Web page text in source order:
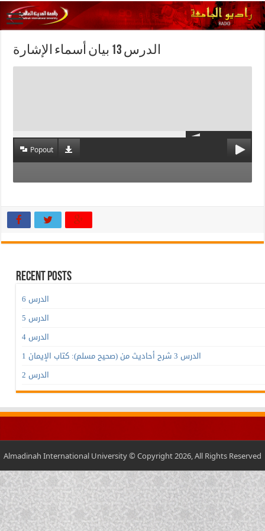
الدرس 13 بيان أسماء الإشارة
Popout
Recent Posts
الدرس 6
الدرس 5
الدرس 4
الدرس 3 شرح أحاديث من (صحيح مسلم): كتاب الإيمان 1
الدرس 2
Almadinah International University © Copyright 2026, All Rights Reserved